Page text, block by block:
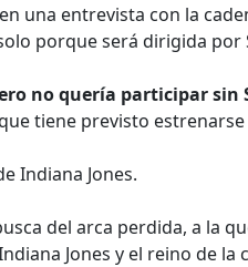
una entrevista con la
porque será dirigida por
no quería participar sin
tiene previsto estrenarse
Indiana Jones.
del arca perdida, a la
Jones y el reino de la